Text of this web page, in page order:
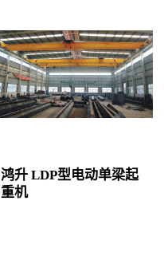
鸿升 LDP型电动单梁起
重机